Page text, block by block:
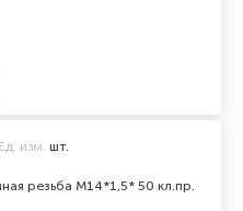
резьба M14*1,5* 50 кл.пр.
Ед. изм. шт.